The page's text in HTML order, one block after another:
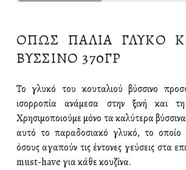
ΌΠΩΣ ΠΑΛΙΆ ΓΛΥΚΌ
ΒΎΣΣΙΝΟ 370ΓΡ
Το γλυκό του κουταλιού βύσσινο
ισορροπία ανάμεσα στην ξινή και
Χρησιμοποιούμε μόνο τα καλύτερα
αυτό το παραδοσιακό γλυκό, το οποίο
όσους αγαπούν τις έντονες γεύσεις στα
must-have για κάθε κουζίνα.